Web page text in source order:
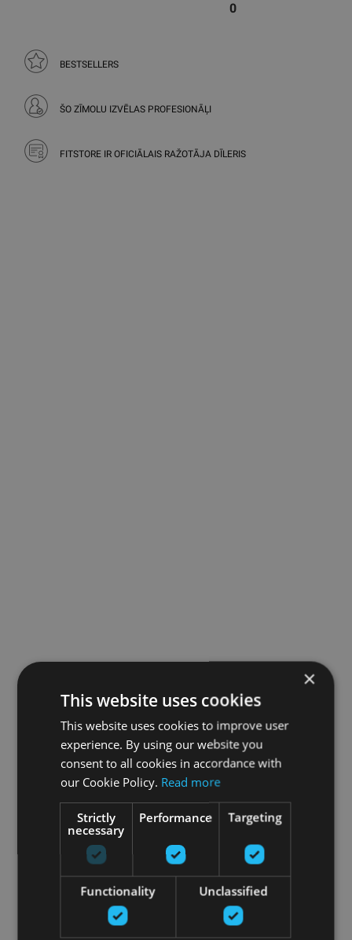
0
BESTSELLERS
ŠO ZĪMOLU IZVĒLAS PROFESIONĀĻI
FITSTORE IR OFICIĀLAIS RAŽOTĀJA DĪLERIS
×
This website uses cookies
This website uses cookies to improve user
experience. By using our website you
consent to all cookies in accordance with
our Cookie Policy. Read more
Strictly
necessary
Performance Targeting
Functionality Unclassified